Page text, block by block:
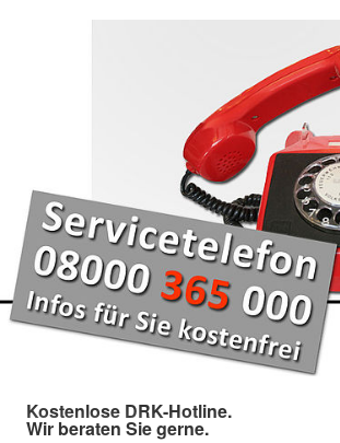
Kostenlose DRK-Hotline.
Wir beraten Sie gerne.